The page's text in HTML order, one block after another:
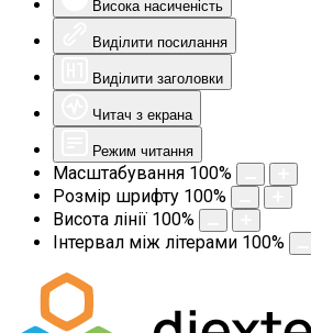
Висока насиченість
Виділити посилання
Виділити заголовки
Читач з екрана
Режим читання
Масштабування 100%
Розмір шрифту 100%
Висота лінії 100%
Інтервал між літерами 100%